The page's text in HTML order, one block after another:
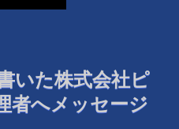
いた株式会社ピ
者へメッセージ